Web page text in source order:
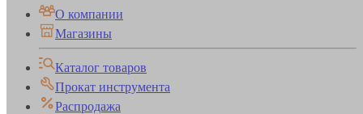
О компании
Магазины
Каталог товаров
Прокат инструмента
Распродажа